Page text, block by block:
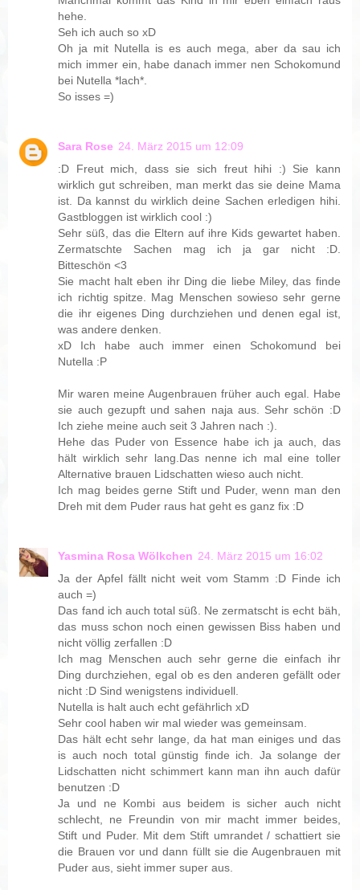
hehe.
Seh ich auch so xD
Oh ja mit Nutella is es auch mega, aber da sau ich
mich immer ein, habe danach immer nen Schokomund
bei Nutella *lach*.
So isses =)
Sara Rose 24. März 2015 um 12:09
:D Freut mich, dass sie sich freut hihi :) Sie kann
wirklich gut schreiben, man merkt das sie deine Mama
ist. Da kannst du wirklich deine Sachen erledigen hihi.
Gastbloggen ist wirklich cool :)
Sehr süß, das die Eltern auf ihre Kids gewartet haben.
Zermatschte Sachen mag ich ja gar nicht :D.
Bitteschön <3
Sie macht halt eben ihr Ding die liebe Miley, das finde
ich richtig spitze. Mag Menschen sowieso sehr gerne
die ihr eigenes Ding durchziehen und denen egal ist,
was andere denken.
xD Ich habe auch immer einen Schokomund bei
Nutella :P
Mir waren meine Augenbrauen früher auch egal. Habe
sie auch gezupft und sahen naja aus. Sehr schön :D
Ich ziehe meine auch seit 3 Jahren nach :).
Hehe das Puder von Essence habe ich ja auch, das
hält wirklich sehr lang.Das nenne ich mal eine toller
Alternative brauen Lidschatten wieso auch nicht.
Ich mag beides gerne Stift und Puder, wenn man den
Dreh mit dem Puder raus hat geht es ganz fix :D
Yasmina Rosa Wölkchen 24. März 2015 um 16:02
Ja der Apfel fällt nicht weit vom Stamm :D Finde ich
auch =)
Das fand ich auch total süß. Ne zermatscht is echt bäh,
das muss schon noch einen gewissen Biss haben und
nicht völlig zerfallen :D
Ich mag Menschen auch sehr gerne die einfach ihr
Ding durchziehen, egal ob es den anderen gefällt oder
nicht :D Sind wenigstens individuell.
Nutella is halt auch echt gefährlich xD
Sehr cool haben wir mal wieder was gemeinsam.
Das hält echt sehr lange, da hat man einiges und das
is auch noch total günstig finde ich. Ja solange der
Lidschatten nicht schimmert kann man ihn auch dafür
benutzen :D
Ja und ne Kombi aus beidem is sicher auch nicht
schlecht, ne Freundin von mir macht immer beides,
Stift und Puder. Mit dem Stift umrandet / schattiert sie
die Brauen vor und dann füllt sie die Augenbrauen mit
Puder aus, sieht immer super aus.